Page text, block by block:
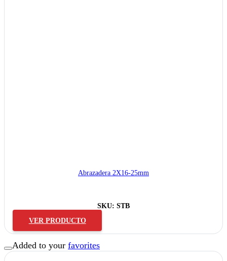
Abrazadera 2X16-25mm
SKU: STB
VER PRODUCTO
Added to your favorites